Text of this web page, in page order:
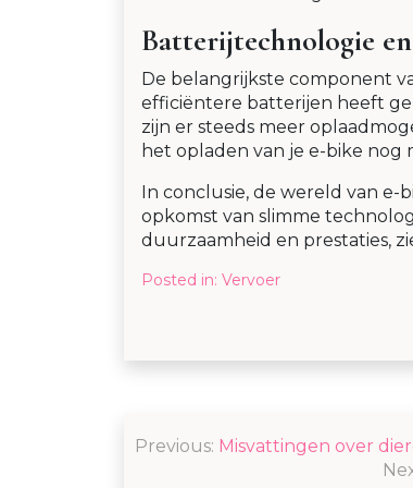
Batterijtechnologie
De belangrijkste component
efficiëntere batterijen heeft
zijn er steeds meer
het opladen van je e-bike
In conclusie, de wereld van
opkomst van slimme
duurzaamheid en prestaties,
Posted in: Vervoer
Post
Previous: Misvattingen over